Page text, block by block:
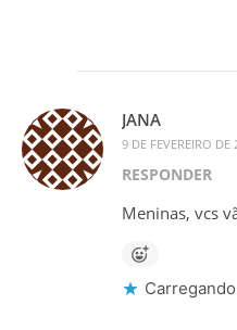
JANA
9 DE FEVEREIRO
RESPONDER
Meninas, vcs